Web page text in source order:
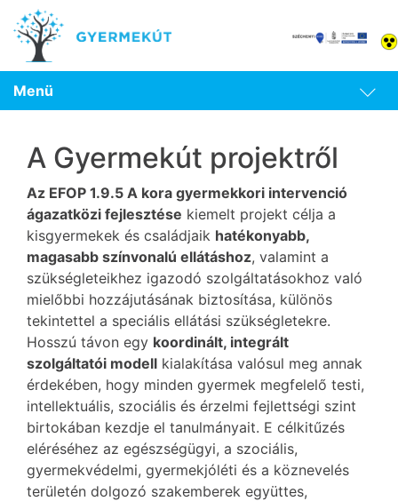
Menü
A Gyermekút projektről
Az EFOP 1.9.5 A kora gyermekkori intervenció
ágazatközi fejlesztése kiemelt projekt célja a
kisgyermekek és családjaik hatékonyabb,
magasabb színvonalú ellátáshoz, valamint a
szükségleteikhez igazodó szolgáltatásokhoz való
mielőbbi hozzájutásának biztosítása, különös
tekintettel a speciális ellátási szükségletekre.
Hosszú távon egy koordinált, integrált
szolgáltatói modell kialakítása valósul meg annak
érdekében, hogy minden gyermek megfelelő testi,
intellektuális, szociális és érzelmi fejlettségi szint
birtokában kezdje el tanulmányait. E célkitűzés
eléréséhez az egészségügyi, a szociális,
gyermekvédelmi, gyermekjóléti és a köznevelés
területén dolgozó szakemberek együttes,